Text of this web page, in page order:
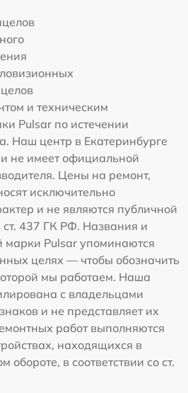
и техническим
Pulsar по истечении
Наш центр в Екатеринбурге
не имеет официальной
Цены на ремонт,
исключительно
и не являются публичной
ст. 437 ГК РФ. Названия и
марки Pulsar упоминаются
целях — чтобы обозначить
мы работаем. Наша
с владельцами
и не представляет их
работ выполняются
находящихся в
в соответствии со ст.